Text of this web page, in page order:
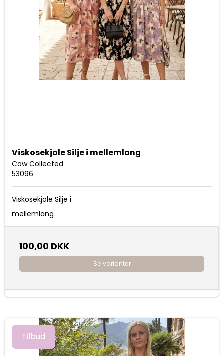
Viskosekjole Silje i mellemlang
Cow Collected
53096
Viskosekjole Silje i
mellemlang
100,00 DKK
Se varianter
Tilbud